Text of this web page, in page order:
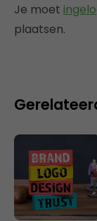
Je moet
plaatsen.